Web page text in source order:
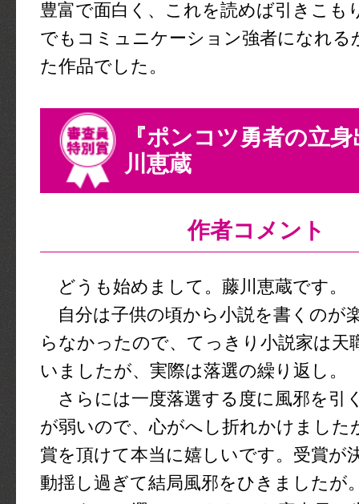
豊富で面白く、これを読めば引きこも
でもコミュニケーション強者になれる
た作品でした。
『ポンコツ勇者の立
川恵蔵
作者コメント
どうも始めまして。藤川恵蔵です。
自分は子供の頃から小説を書くのが
らなかったので、てっきり小説家は天
いましたが、実際は落選の繰り返し。
さらには一度落選する度に風邪を引
が弱いので、心がへし折れかけました
賞を頂けて本当に嬉しいです。受賞が
動揺し過ぎて結局風邪をひきましたが